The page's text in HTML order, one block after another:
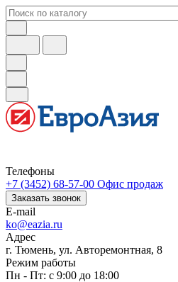
Телефоны
+7 (3452) 68-57-00 Офис продаж
Заказать звонок
E-mail
ko@eazia.ru
Адрес
г. Тюмень, ул. Авторемонтная, 8
Режим работы
Пн - Пт: с 9:00 до 18:00